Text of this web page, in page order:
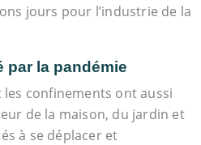
jours pour l’industrie de la
par la pandémie
les confinements ont aussi
de la maison, du jardin et
à se déplacer et